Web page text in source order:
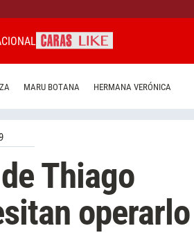
MARU BOTANA HERMANA VERÓNICA
Thiago
operarlo